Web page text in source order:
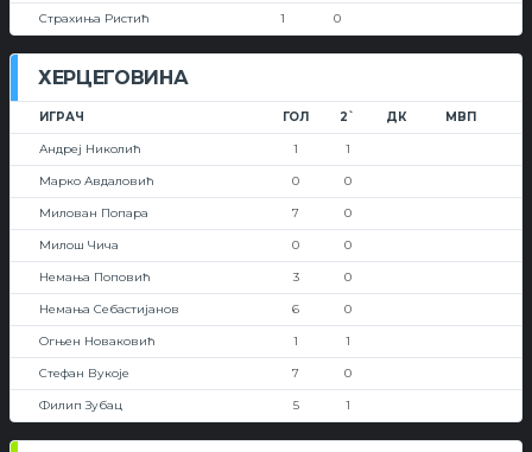
Страхиња Ристић 1 0
ХЕРЦЕГОВИНА
ИГРАЧ ГОЛ 2` ДК МВП
Андреј Николић 1 1
Марко Авдаловић 0 0
Милован Попара 7 0
Милош Чича 0 0
Немања Поповић 3 0
Немања Себастијанов 6 0
Огњен Новаковић 1 1
Стефан Вукоје 7 0
Филип Зубац 5 1